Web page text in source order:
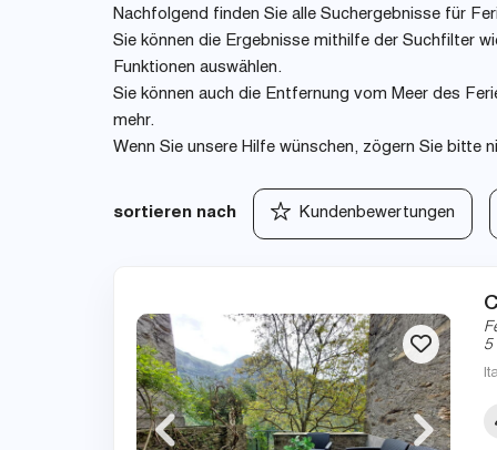
Nachfolgend finden Sie alle Suchergebnisse für
Sie können die Ergebnisse mithilfe der Suchfilter
Funktionen auswählen.
Sie können auch die Entfernung vom Meer des
mehr.
Wenn Sie unsere Hilfe wünschen, zögern Sie bitte
sortieren nach Kundenbewertungen
5